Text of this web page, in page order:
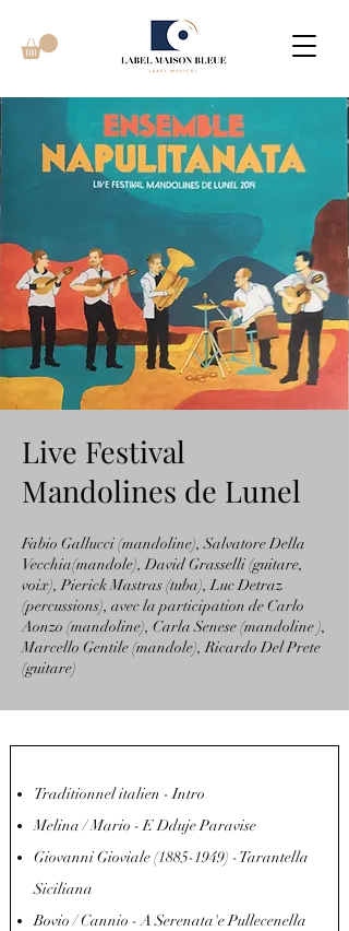
Live Festival
Mandolines de Lunel
Fabio Gallucci (mandoline), Salvatore Della
Vecchia(mandole), David Grasselli (guitare,
voix), Pierick Mastras (tuba), Luc Detraz
(percussions), avec la participation de Carlo
Aonzo (mandoline), Carla Senese (mandoline ),
Marcello Gentile (mandole), Ricardo Del Prete
(guitare)
Traditionnel italien - Intro
Melina / Mario - E Dduje Paravise
Giovanni Gioviale(1885-1949) - Tarantella
Siciliana
Bovio / Cannio - A Serenata'e Pullecenella